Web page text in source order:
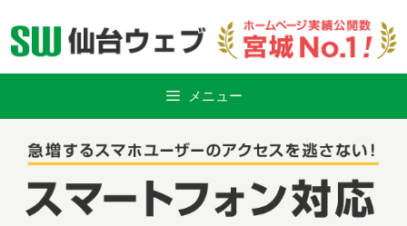
メニュー